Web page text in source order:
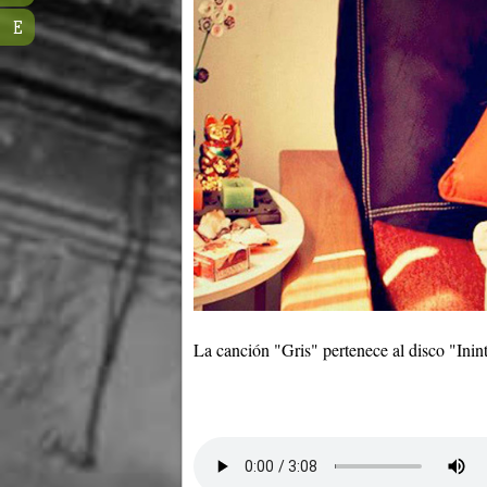
La canción "Gris" pertenece al disco
E